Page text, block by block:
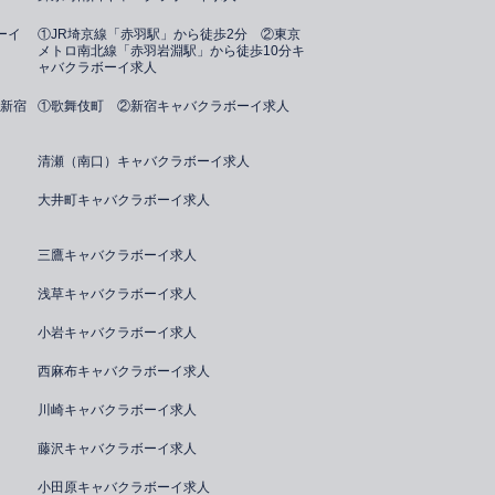
イ
①JR埼京線「赤羽駅」から徒歩2分 ②東京
メトロ南北線「赤羽岩淵駅」から徒歩10分キ
ャバクラボーイ求人
宿 ①歌舞伎町 ②新宿キャバクラボーイ求人
清瀬（南口）キャバクラボーイ求人
大井町キャバクラボーイ求人
三鷹キャバクラボーイ求人
浅草キャバクラボーイ求人
小岩キャバクラボーイ求人
西麻布キャバクラボーイ求人
川崎キャバクラボーイ求人
藤沢キャバクラボーイ求人
小田原キャバクラボーイ求人